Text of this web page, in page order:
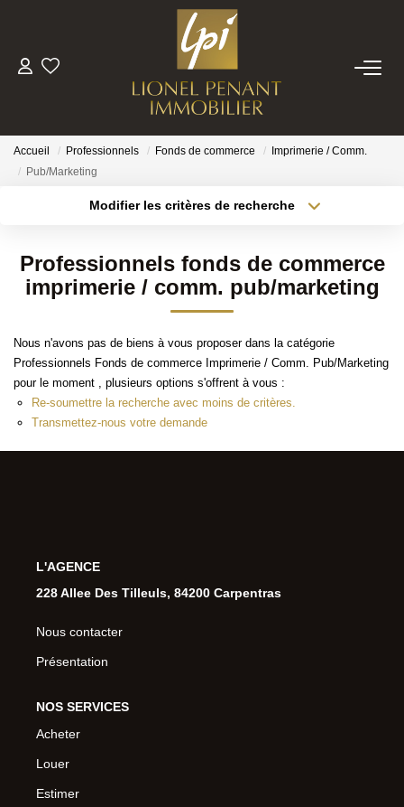
VENTES
PRESTIGE
BIENS VENDUS
ESTIMATION
NOTRE EQUIPE
CONTACT
Accueil Professionnels Fonds de commerce
Imprimerie / Comm.
Pub/Marketing
Modifier les critères de recherche
Surface min Budget max
Professionnels fonds de commerce
imprimerie / comm. pub/marketing
Nous n'avons pas de biens à vous proposer dans la catégorie
Professionnels Fonds de commerce Imprimerie / Comm. Pub/Marketing
pour le moment , plusieurs options s'offrent à vous :
Re-soumettre la recherche avec moins de critères.
Transmettez-nous votre demande
L'AGENCE
228 Allee Des Tilleuls, 84200 Carpentras
Nous contacter
Présentation
NOS SERVICES
Acheter
Louer
Estimer